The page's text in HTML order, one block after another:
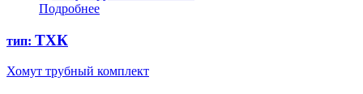
Подробнее
тип: ТХК
Хомут трубный комплект